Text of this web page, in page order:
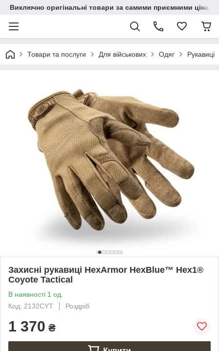
Виключно оригінальні товари за самими приємними
Товари та послуги Для військових Одяг Рукавиці
Захисні рукавиці HexArmor HexBlue™ Hex1®
Coyote Tactical
В наявності 1 од.
Код: 2132CYT
Роздріб
1 370 ₴